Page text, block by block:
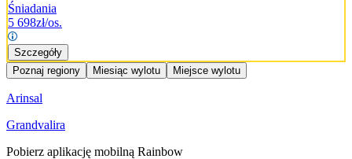
Śniadania
5 698zł/os.
Szczegóły
Poznaj regiony
Miesiąc wylotu Miejsce wylotu
Arinsal
Grandvalira
Pobierz aplikację mobilną Rainbow